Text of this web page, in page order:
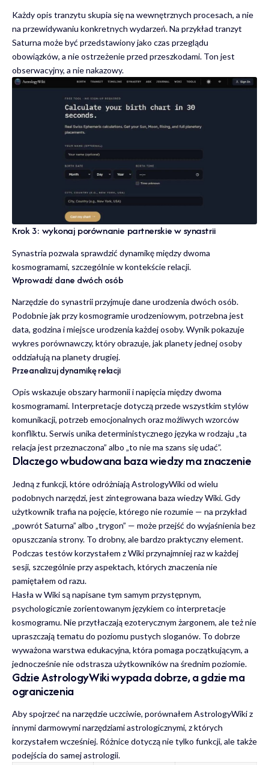
Każdy opis tranzytu skupia się na wewnętrznych procesach, a nie
na przewidywaniu konkretnych wydarzeń. Na przykład tranzyt
Saturna może być przedstawiony jako czas przeglądu
obowiązków, a nie ostrzeżenie przed przeszkodami. Ton jest
obserwacyjny, a nie nakazowy.
Krok 3: wykonaj porównanie partnerskie w synastrii
Synastria pozwala sprawdzić dynamikę między dwoma
kosmogramami, szczególnie w kontekście relacji.
Wprowadź dane dwóch osób
Narzędzie do synastrii przyjmuje dane urodzenia dwóch osób.
Podobnie jak przy kosmogramie urodzeniowym, potrzebna jest
data, godzina i miejsce urodzenia każdej osoby. Wynik pokazuje
wykres porównawczy, który obrazuje, jak planety jednej osoby
oddziałują na planety drugiej.
Przeanalizuj dynamikę relacji
Opis wskazuje obszary harmonii i napięcia między dwoma
kosmogramami. Interpretacje dotyczą przede wszystkim stylów
komunikacji, potrzeb emocjonalnych oraz możliwych wzorców
konfliktu. Serwis unika deterministycznego języka w rodzaju „ta
relacja jest przeznaczona” albo „to nie ma szans się udać”.
Dlaczego wbudowana baza wiedzy ma znaczenie
Jedną z funkcji, które odróżniają AstrologyWiki od wielu
podobnych narzędzi, jest zintegrowana baza wiedzy Wiki. Gdy
użytkownik trafia na pojęcie, którego nie rozumie — na przykład
„powrót Saturna” albo „trygon” — może przejść do wyjaśnienia bez
opuszczania strony. To drobny, ale bardzo praktyczny element.
Podczas testów korzystałem z Wiki przynajmniej raz w każdej
sesji, szczególnie przy aspektach, których znaczenia nie
pamiętałem od razu.
Hasła w Wiki są napisane tym samym przystępnym,
psychologicznie zorientowanym językiem co interpretacje
kosmogramu. Nie przytłaczają ezoterycznym żargonem, ale też nie
upraszczają tematu do poziomu pustych sloganów. To dobrze
wyważona warstwa edukacyjna, która pomaga początkującym, a
jednocześnie nie odstrasza użytkowników na średnim poziomie.
Gdzie AstrologyWiki wypada dobrze, a gdzie ma
ograniczenia
Aby spojrzeć na narzędzie uczciwie, porównałem AstrologyWiki z
innymi darmowymi narzędziami astrologicznymi, z których
korzystałem wcześniej. Różnice dotyczą nie tylko funkcji, ale także
podejścia do samej astrologii.